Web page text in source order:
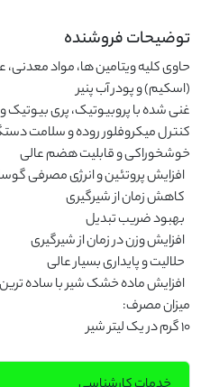
توضیحات فروشنده
10 گرم در یک لیتر شیر